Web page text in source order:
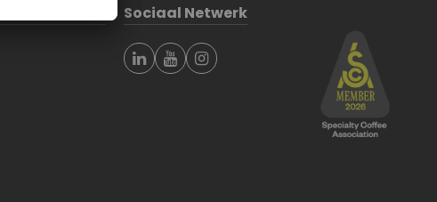
Sociaal Netwerk